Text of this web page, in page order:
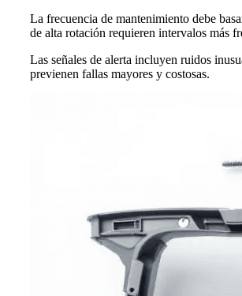
La frecuencia de mantenimiento debe
de alta rotación requieren intervalos más
Las señales de alerta incluyen ruidos
previenen fallas mayores y costosas.